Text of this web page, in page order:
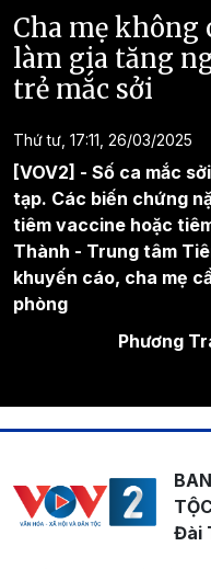
Cha mẹ không
làm gia tăng
trẻ mắc sởi
Thứ tư, 17:11, 26/03/2025
[VOV2] - Số ca mắc
tạp. Các biến chứng
tiêm vaccine hoặc
Thành - Trung tâm
khuyến cáo, cha mẹ
phòng
Phương
Đài